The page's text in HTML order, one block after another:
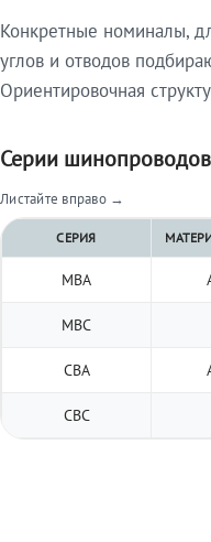
Конкретные номиналы,
углов и отводов
Ориентировочная
Серии
Листайте вправо →
СЕРИЯ
МВА
МВС
СВА
СВС